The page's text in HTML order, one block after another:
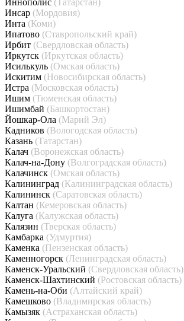
Иннополис (Татарстан)
Инсар (Мордовия)
Инта (Коми)
Ипатово (Ставропольский край)
Ирбит (Свердловская область)
Иркутск (Иркутская область)
Исилькуль (Омская область)
Искитим (Новосибирская область)
Истра (Московская область)
Ишим (Тюменская область)
Ишимбай (Башкортостан)
Йошкар-Ола (Марий Эл)
Кадников (Вологодская область)
Казань (Татарстан)
Калач (Воронежская область)
Калач-на-Дону (Волгоградская область)
Калачинск (Омская область)
Калининград (Калининградская область)
Калининск (Саратовская область)
Калтан (Кемеровская область)
Калуга (Калужская область)
Калязин (Тверская область)
Камбарка (Удмуртия)
Каменка (Пензенская область)
Каменногорск (Ленинградская область)
Каменск-Уральский (Свердловская область)
Каменск-Шахтинский (Ростовская область)
Камень-на-Оби (Алтайский край)
Камешково (Владимирская область)
Камызяк (Астраханская область)